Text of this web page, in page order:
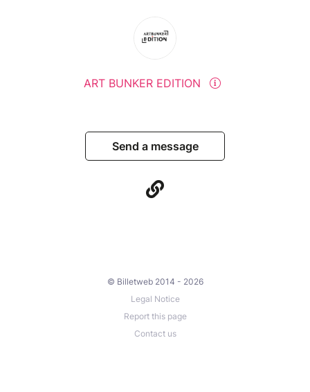
ART BUNKER EDITION
Send a message
© Billetweb 2014 - 2026
Legal Notice
Report this page
Contact us